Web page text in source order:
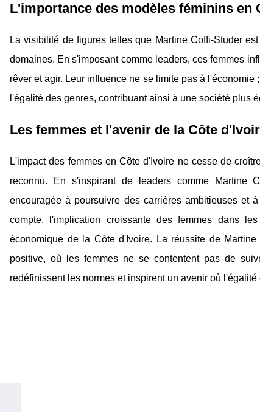
L'importance des modèles féminins en
La visibilité de figures telles que Martine Coffi-Studer
domaines. En s'imposant comme leaders, ces femmes
rêver et agir. Leur influence ne se limite pas à
l'égalité des genres, contribuant ainsi à une société plus
Les femmes et l'avenir de la Côte
L'impact des femmes en Côte d'Ivoire ne cesse de
reconnu. En s'inspirant de leaders comme Martine
encouragée à poursuivre des carrières ambitieuses et
compte, l'implication croissante des femmes dans
économique de la Côte d'Ivoire. La réussite de
positive, où les femmes ne se contentent pas de
redéfinissent les normes et inspirent un avenir où